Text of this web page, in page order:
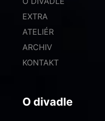
EXTRA
ATELIÉR
ARCHIV
KONTAKT
O divadle